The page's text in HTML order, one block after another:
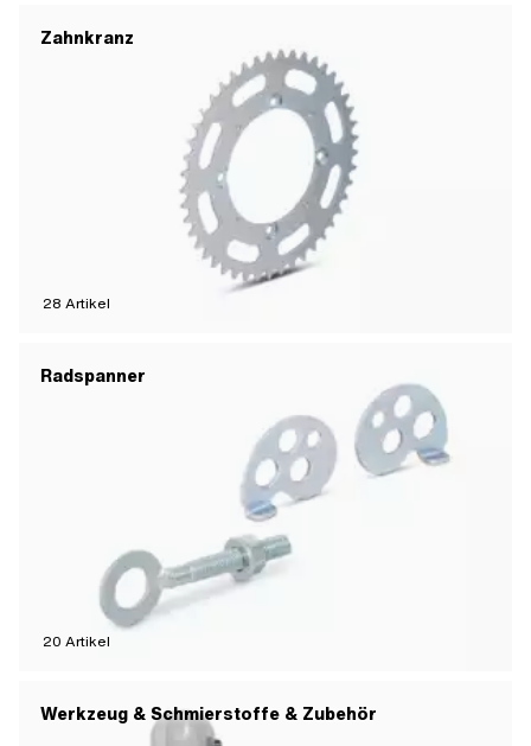
Zahnkranz
28 Artikel
Radspanner
20 Artikel
Werkzeug & Schmierstoffe & Zubehör